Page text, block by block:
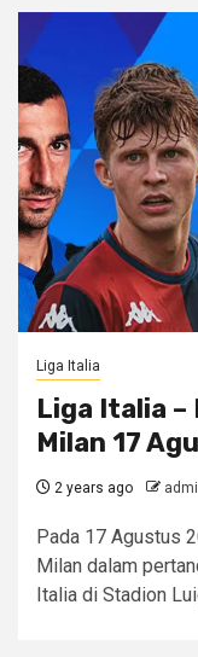
Liga Italia
Liga Italia –
Milan 17
2 years ago
Pada 17 Agustus
Milan dalam
Italia di Stadion